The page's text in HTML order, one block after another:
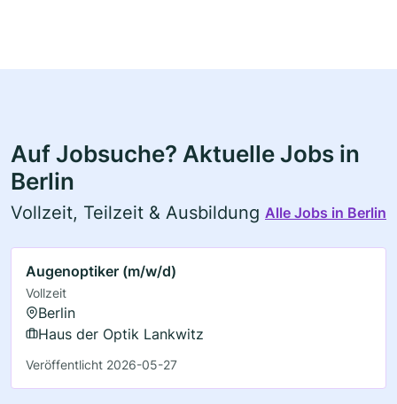
Auf Jobsuche? Aktuelle Jobs in
Berlin
Vollzeit, Teilzeit & Ausbildung Alle Jobs in Berlin
Augenoptiker (m/w/d)
Vollzeit
Berlin
Haus der Optik Lankwitz
Veröffentlicht 2026-05-27